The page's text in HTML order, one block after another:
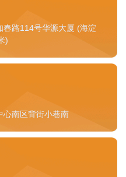
路114号华源大厦 (海淀
)
心南区背街小巷南